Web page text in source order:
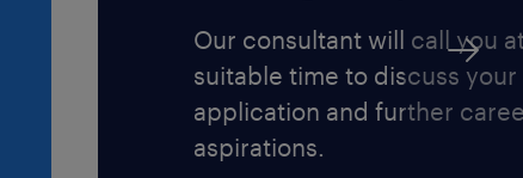
Our consultant will call you
suitable time to discuss your
application and further
aspirations.